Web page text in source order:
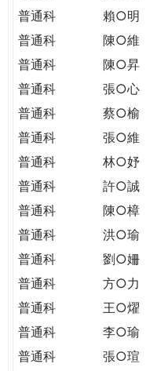
普通科
賴○明
普通科
陳○維
普通科
陳○昇
普通科
張○心
普通科
蔡○榆
普通科
張○維
普通科
林○妤
普通科
許○誠
普通科
陳○樟
普通科
洪○瑜
普通科
劉○姍
普通科
方○力
普通科
王○燿
普通科
李○瑜
普通科
張○瑄